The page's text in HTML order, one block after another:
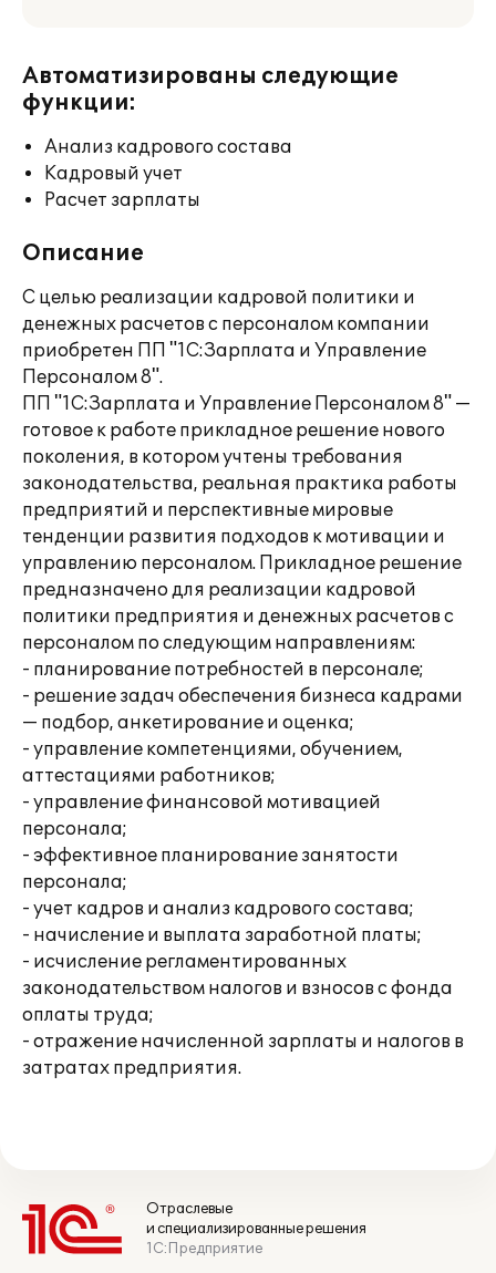
Автоматизированы следующие
функции:
Анализ кадрового состава
Кадровый учет
Расчет зарплаты
Описание
С целью реализации кадровой политики и
денежных расчетов с персоналом компании
приобретен ПП "1С:Зарплата и Управление
Персоналом 8".
ПП "1С:Зарплата и Управление Персоналом 8" —
готовое к работе прикладное решение нового
поколения, в котором учтены требования
законодательства, реальная практика работы
предприятий и перспективные мировые
тенденции развития подходов к мотивации и
управлению персоналом. Прикладное решение
предназначено для реализации кадровой
политики предприятия и денежных расчетов с
персоналом по следующим направлениям:
- планирование потребностей в персонале;
- решение задач обеспечения бизнеса кадрами
— подбор, анкетирование и оценка;
- управление компетенциями, обучением,
аттестациями работников;
- управление финансовой мотивацией
персонала;
- эффективное планирование занятости
персонала;
- учет кадров и анализ кадрового состава;
- начисление и выплата заработной платы;
- исчисление регламентированных
законодательством налогов и взносов с фонда
оплаты труда;
- отражение начисленной зарплаты и налогов в
затратах предприятия.
Отраслевые
и специализированные решения
1С:Предприятие